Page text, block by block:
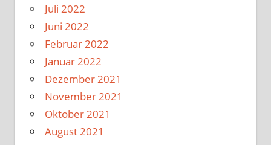
Juli 2022
Juni 2022
Februar 2022
Januar 2022
Dezember 2021
November 2021
Oktober 2021
August 2021